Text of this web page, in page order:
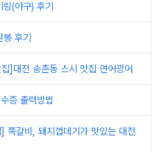
(야구) 후기
후기
]대전 송촌동 스시 맛집 연어광어
증 출력방법
쪽갈비, 돼지껍데기가 맛있는 대전